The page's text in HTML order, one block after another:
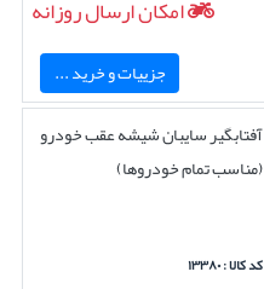
امکان ارسال روزانه
جزییات و خرید ...
آفتابگیر سایبان شیشه عقب خودرو
(مناسب تمام خودروها)
کد کالا : ۱۳۳۸۰